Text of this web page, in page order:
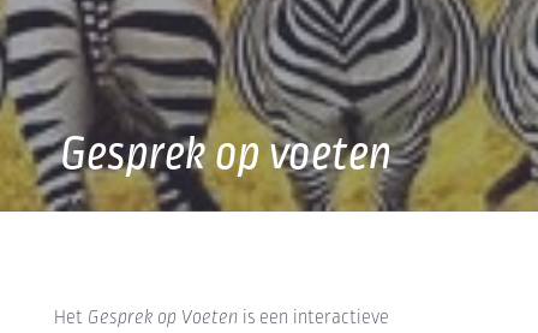
Gesprek op voeten
Het Gesprek op Voeten is een interactieve